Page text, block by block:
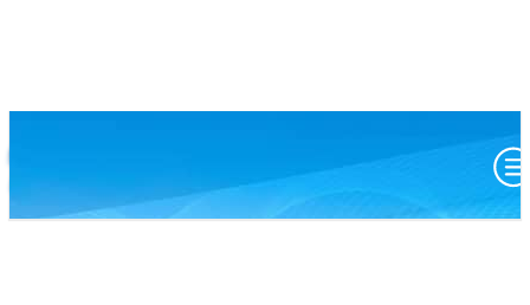
Анадырская и Чукотская епархия